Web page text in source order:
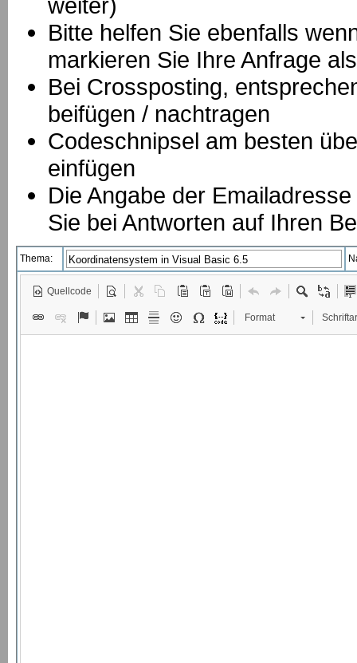
Bitte helfen Sie ebenfalls
markieren Sie Ihre Anfrage
Bei Crossposting,
beifügen / nachtragen
Codeschnipsel am besten
einfügen
Die Angabe der
Sie bei Antworten auf Ihren
Thema:
Quellcode
Format